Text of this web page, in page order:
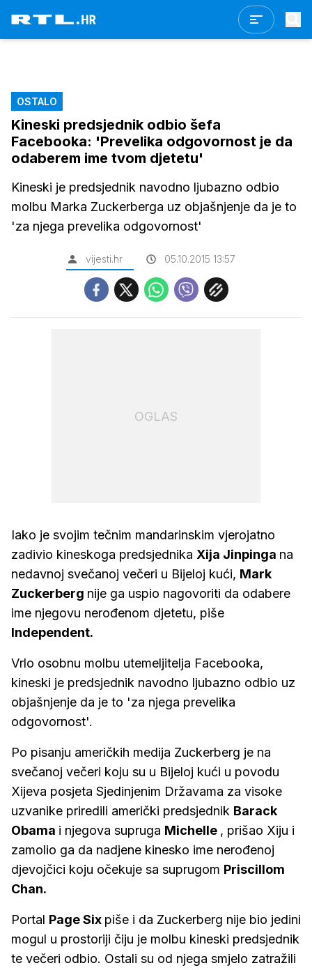
OSTALO
Kineski predsjednik odbio šefa
Facebooka: 'Prevelika odgovornost je da
odaberem ime tvom djetetu'
Kineski je predsjednik navodno ljubazno odbio
molbu Marka Zuckerberga uz objašnjenje da je to
'za njega prevelika odgovornost'
vijesti.hr 05.10.2015 13:57
OGLAS
Iako je svojim tečnim mandarinskim vjerojatno
zadivio kineskoga predsjednika Xija Jinpinga na
nedavnoj svečanoj večeri u Bijeloj kući, Mark
Zuckerberg nije ga uspio nagovoriti da odabere
ime njegovu nerođenom djetetu, piše
Independent.
Vrlo osobnu molbu utemeljitelja Facebooka,
kineski je predsjednik navodno ljubazno odbio uz
objašnjenje da je to 'za njega prevelika
odgovornost'.
Po pisanju američkih medija Zuckerberg je na
svečanoj večeri koju su u Bijeloj kući u povodu
Xijeva posjeta Sjedinjenim Državama za visoke
uzvanike priredili američki predsjednik Barack
Obama i njegova supruga Michelle , prišao Xiju i
zamolio ga da nadjene kinesko ime nerođenoj
djevojčici koju očekuje sa suprugom Priscillom
Chan.
Portal Page Six piše i da Zuckerberg nije bio jedini
mogul u prostoriji čiju je molbu kineski predsjednik
te večeri odbio. Ostali su od njega smjelo zatražili